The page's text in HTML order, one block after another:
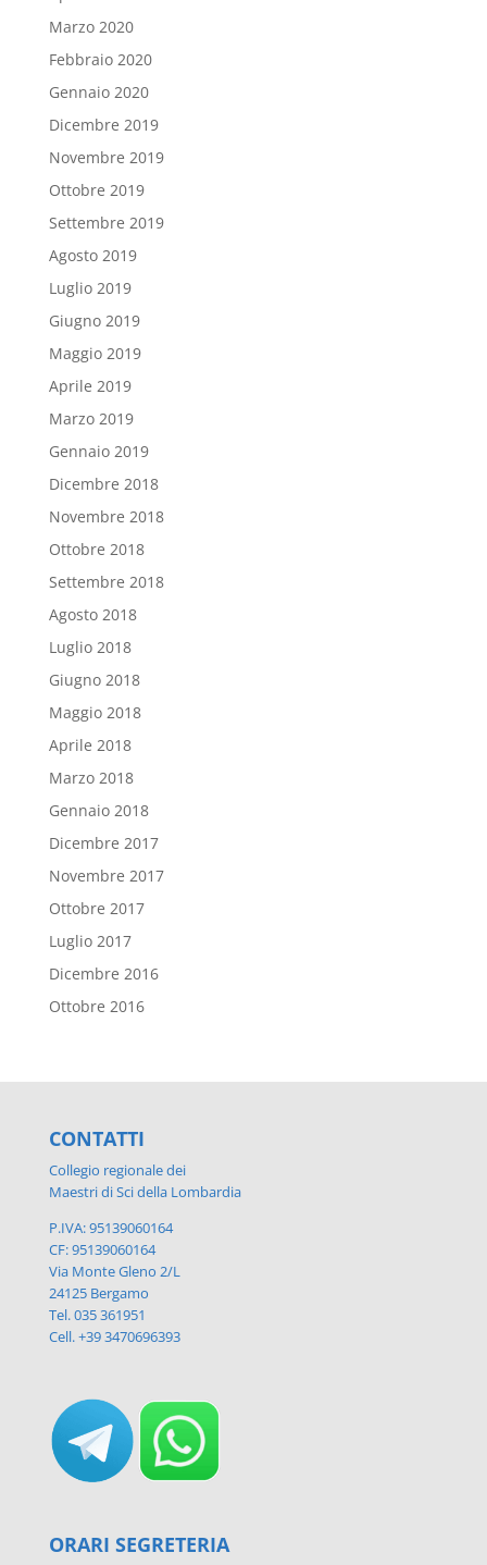
Marzo 2020
Febbraio 2020
Gennaio 2020
Dicembre 2019
Novembre 2019
Ottobre 2019
Settembre 2019
Agosto 2019
Luglio 2019
Giugno 2019
Maggio 2019
Aprile 2019
Marzo 2019
Gennaio 2019
Dicembre 2018
Novembre 2018
Ottobre 2018
Settembre 2018
Agosto 2018
Luglio 2018
Giugno 2018
Maggio 2018
Aprile 2018
Marzo 2018
Gennaio 2018
Dicembre 2017
Novembre 2017
Ottobre 2017
Luglio 2017
Dicembre 2016
Ottobre 2016
CONTATTI
Collegio regionale dei
Maestri di Sci della Lombardia
P.IVA: 95139060164
CF: 95139060164
Via Monte Gleno 2/L
24125 Bergamo
Tel. 035 361951
Cell. +39 3470696393
ORARI SEGRETERIA